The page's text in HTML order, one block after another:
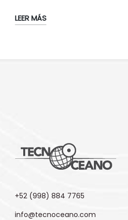
LEER MÁS
+52 (998) 884 7765
info@tecnoceano.com